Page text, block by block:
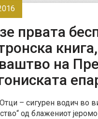
првата
на
– сигурен водич во
од блажениот